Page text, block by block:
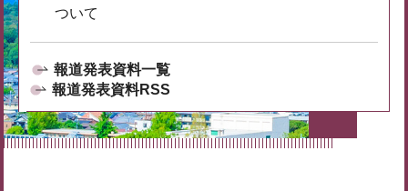
ついて
報道発表資料一覧
報道発表資料RSS